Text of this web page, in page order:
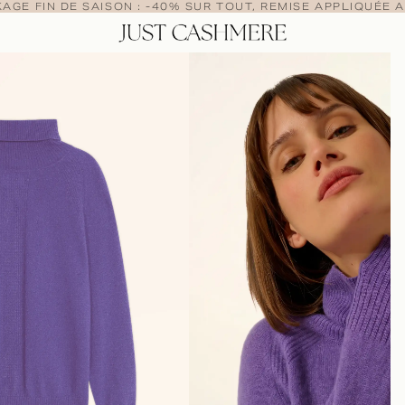
FIN DE SAISON : -40% SUR TOUT, REMISE APPLIQUÉE